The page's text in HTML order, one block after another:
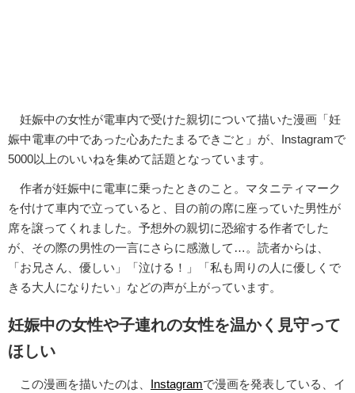
妊娠中の女性が電車内で受けた親切について描いた漫画「妊
娠中電車の中であった心あたたまるできごと」が、Instagramで
5000以上のいいねを集めて話題となっています。
作者が妊娠中に電車に乗ったときのこと。マタニティマーク
を付けて車内で立っていると、目の前の席に座っていた男性が
席を譲ってくれました。予想外の親切に恐縮する作者でした
が、その際の男性の一言にさらに感激して…。読者からは、
「お兄さん、優しい」「泣ける！」「私も周りの人に優しくで
きる大人になりたい」などの声が上がっています。
妊娠中の女性や子連れの女性を温かく見守って
ほしい
この漫画を描いたのは、 Instagramで漫画を発表している、イ